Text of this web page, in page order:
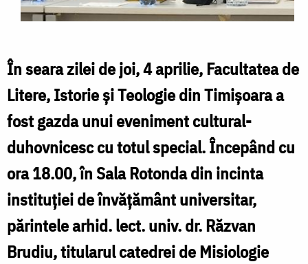
În seara zilei de joi, 4 aprilie, Facultatea de
Litere, Istorie și Teologie din Timișoara a
fost gazda unui eveniment cultural-
duhovnicesc cu totul special. Începând cu
ora 18.00, în Sala Rotonda din incinta
instituției de învățământ universitar,
părintele arhid. lect. univ. dr. Răzvan
Brudiu, titularul catedrei de Misiologie